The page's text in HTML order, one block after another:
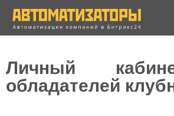
Личный
обладателей